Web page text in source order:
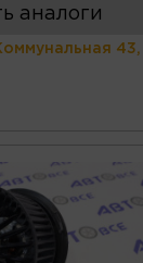
аналоги
43,